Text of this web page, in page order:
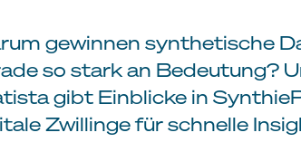
gewinnen synthetische
so stark an Bedeutung?
gibt Einblicke in
Zwillinge für schnelle